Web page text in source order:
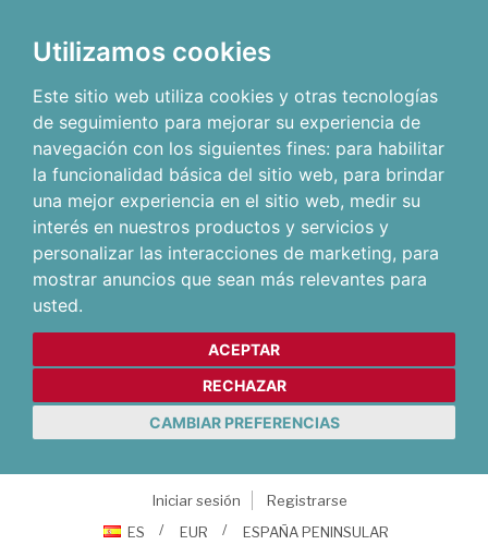
Utilizamos cookies
Este sitio web utiliza cookies y otras tecnologías
de seguimiento para mejorar su experiencia de
navegación con los siguientes fines: para habilitar
la funcionalidad básica del sitio web, para brindar
una mejor experiencia en el sitio web, medir su
interés en nuestros productos y servicios y
personalizar las interacciones de marketing, para
mostrar anuncios que sean más relevantes para
usted.
ACEPTAR
RECHAZAR
CAMBIAR PREFERENCIAS
Iniciar sesión
Registrarse
ES
EUR ESPAÑA PENINSULAR